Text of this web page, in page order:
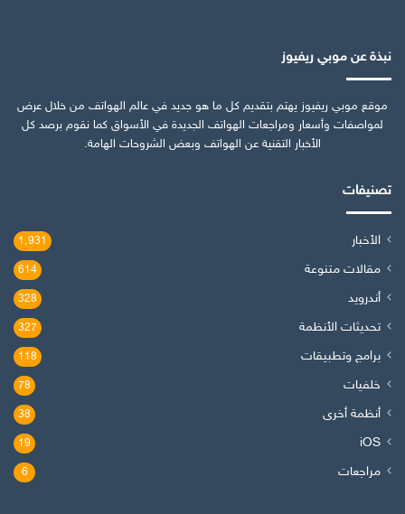
نبذة عن موبي ريفيوز
موقع موبي ريفيوز يهتم بتقديم كل ما هو جديد في عالم الهواتف من خلال عرض
لمواصفات وأسعار ومراجعات الهواتف الجديدة في الأسواق كما نقوم برصد كل
الأخبار التقنية عن الهواتف وبعض الشروحات الهامة.
تصنيفات
الأخبار 1٬931
مقالات متنوعة 614
أندرويد 328
تحديثات الأنظمة 327
برامج وتطبيقات 118
خلفيات 78
أنظمة أخرى 38
iOS
19
مراجعات 6